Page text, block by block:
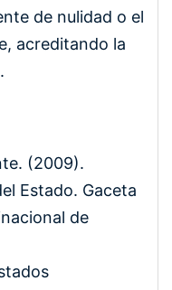
de nulidad o el
acreditando la
(2009).
Estado. Gaceta
de